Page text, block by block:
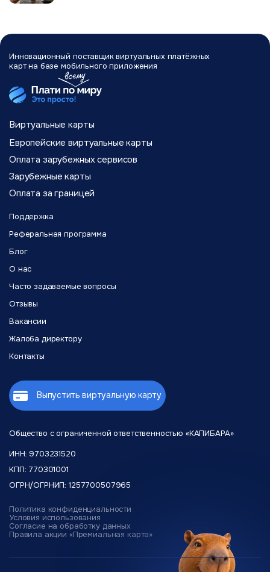
Инновационный поставщик виртуальныхплатёжных
карт на базе мобильного приложения
Общество с ограниченной ответственностью «КАПИБАРА»
ИНН: 9703231520
КПП: 770301001
ОГРН/ОГРНИП: 1257700507965
Виртуальные карты
Европейские виртуальные карты
Оплата зарубежных сервисов
Зарубежные карты
Оплата за границей
Поддержка
Реферальная программа
Блог
О нас
Часто задаваемые вопросы
Отзывы
Вакансии
Жалоба директору
Контакты
Выпустить виртуальную карту
Политика конфиденциальности
Условия использования
Согласие на обработку данных
Правила акции «Премиальная карта»